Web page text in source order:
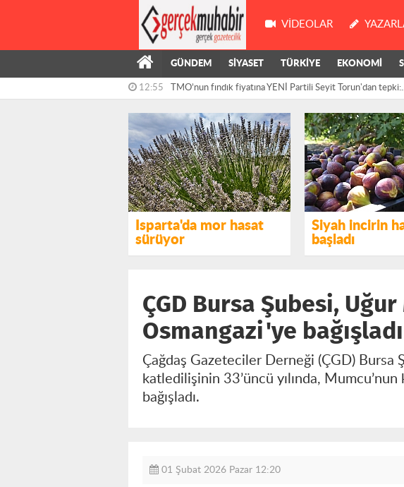
VIDEOLAR
GÜNDEM SİYASET TÜRKİYE EKONOMİ
12:55 TMO’nun fındık fiyatına YENİ Partili Seyit Torun'dan
Gürer: “Çocukları Cezalandırmadan Önce, Onları Suça İten
Nedenleri...
Isparta'da mor hasat
sürüyor
Siyah incirin
başladı
ÇGD Bursa Şubesi,
Osmangazi'ye bağışladı
Çağdaş Gazeteciler Derneği (ÇGD) Bursa
katledilişinin 33’üncü yılında,
bağışladı.
01 Şubat 2026 Pazar 12:20